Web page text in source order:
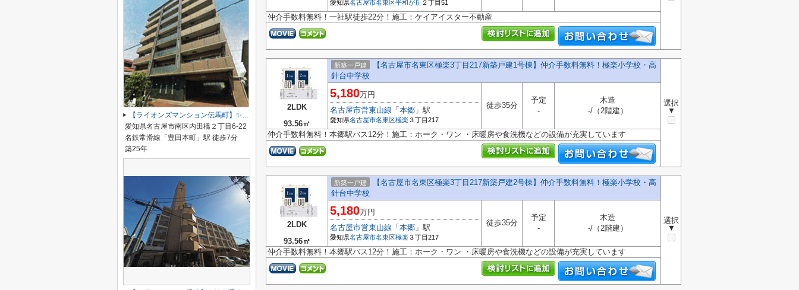
愛知県名古屋市名東区平和が丘 ２丁目51
仲介手数料無料！一社駅徒歩22分！施工：ケイアイスター不動産
2LDK
93.56㎡
新築一戸建
【名古屋市名東区極楽3丁目217新築戸建1号棟】仲介手数料無料！極楽小学校・高
針台中学校
選択
▼
5,180万円
名古屋市営東山線 「 本郷 」駅
愛知県名古屋市名東区極楽 ３丁目217
徒歩35分
予定
-
木造
-/（2階建）
仲介手数料無料！本郷駅バス12分！施工：ホーク・ワン ・床暖房や食洗機などの設備が充実しています
2LDK
93.56㎡
新築一戸建
【名古屋市名東区極楽3丁目217新築戸建2号棟】仲介手数料無料！極楽小学校・高
針台中学校
選択
▼
5,180万円
名古屋市営東山線 「 本郷 」駅
愛知県名古屋市名東区極楽 ３丁目217
徒歩35分
予定
-
木造
-/（2階建）
仲介手数料無料！本郷駅バス12分！施工：ホーク・ワン ・床暖房や食洗機などの設備が充実しています
【ライオンズマンション伝馬町】✨️仲介手数料無料✨️明治小学校・明豊中学校
愛知県名古屋市南区内田橋２丁目6-22
名鉄常滑線「豊田本町」駅 徒歩7分
築25年